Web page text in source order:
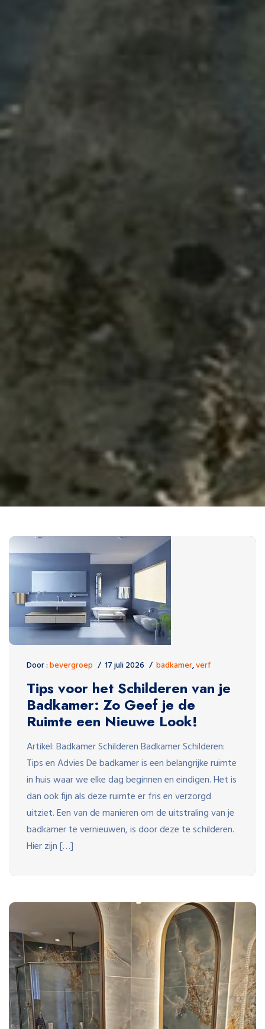
Door :bevergroep 17 juli 2026 badkamer,verf
Tips voor het Schilderen van je
Badkamer: Zo Geef je de
Ruimte een Nieuwe Look!
Artikel: Badkamer Schilderen Badkamer Schilderen:
Tips en Advies De badkamer is een belangrijke ruimte
in huis waar we elke dag beginnen en eindigen. Het is
dan ook fijn als deze ruimte er fris en verzorgd
uitziet. Een van de manieren om de uitstraling van je
badkamer te vernieuwen, is door deze te schilderen.
Hier zijn […]